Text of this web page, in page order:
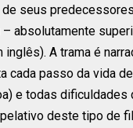
seus
absolutamente
inglês). A trama é
cada passo da vida
e todas
deste tipo de